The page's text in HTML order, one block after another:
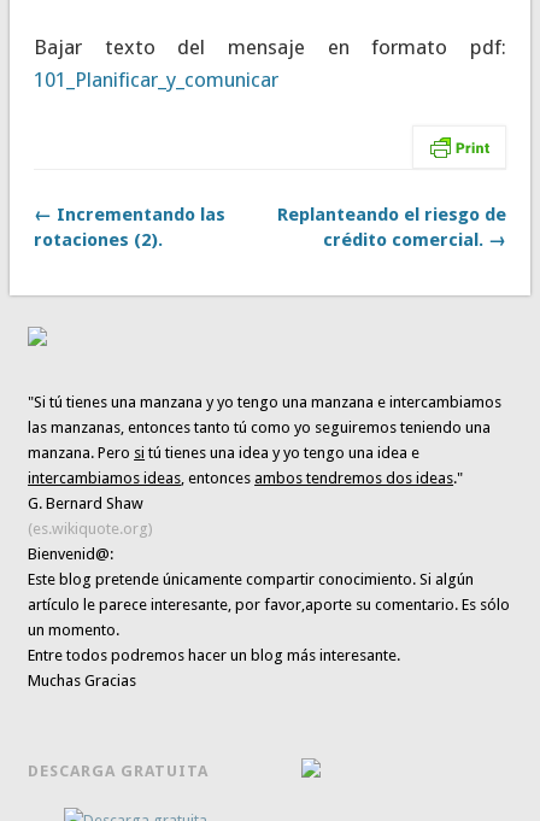
Bajar texto del mensaje en formato pdf:
101_Planificar_y_comunicar
← Incrementando las
rotaciones (2).
Replanteando el riesgo de
crédito comercial. →
"Si tú tienes una manzana y yo tengo una manzana e intercambiamos
las manzanas, entonces tanto tú como yo seguiremos teniendo una
manzana. Pero si tú tienes una idea y yo tengo una idea e
intercambiamos ideas, entoncesambos tendremos dos ideas."
G. Bernard Shaw
(es.wikiquote.org)
Bienvenid@:
Este blog pretende únicamentecompartir conocimiento. Si algún
artículo le parece interesante,por favor,aporte su comentario. Es sólo
un momento.
Entre todos podremos hacer un blog más interesante.
Muchas Gracias
DESCARGA GRATUITA